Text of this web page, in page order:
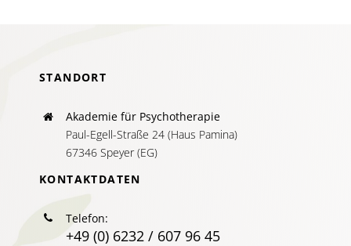
STANDORT
Akademie für Psychotherapie
Paul-Egell-Straße 24 (Haus Pamina)
67346 Speyer (EG)
KONTAKTDATEN
Telefon:
+49 (0) 6232 / 607 96 45